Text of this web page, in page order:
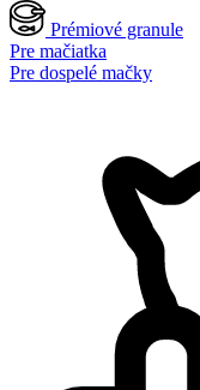
Prémiové granule
Pre mačiatka
Pre dospelé mačky